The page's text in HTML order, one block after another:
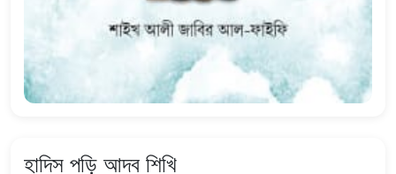
হাদিস পড়ি আদব শিখি